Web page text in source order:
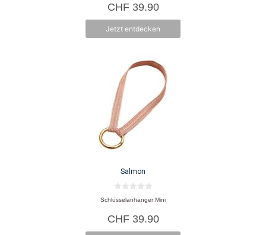
n
5
CHF39.90
Jetzt entdecken
Salmon
0
v
n
5
Schlüsselanhänger Mini
CHF39.90